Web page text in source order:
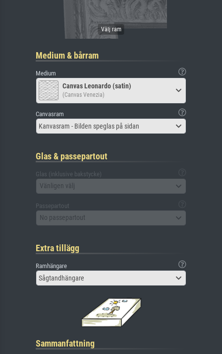
Medium & bårram
Medium
Canvas Leonardo (satin)
(Canvas Venezia)
Canvasram
Kanvasram - Bilden speglas på sidan
Glas & passepartout
Glas (inklusive bakstycke)
Vänligen välj
Passepartout
No passepartout
Extra tillägg
Ramhängare
Sågtandhängare
Sammanfattning